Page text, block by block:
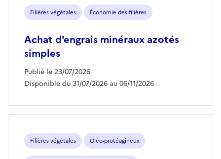
Filières végétales Économie des filières
Achat d'engrais minéraux azotés
simples
Publié le 23/07/2026
Disponible du 31/07/2026 au 06/11/2026
Filières végétales Oléo-protéagineux